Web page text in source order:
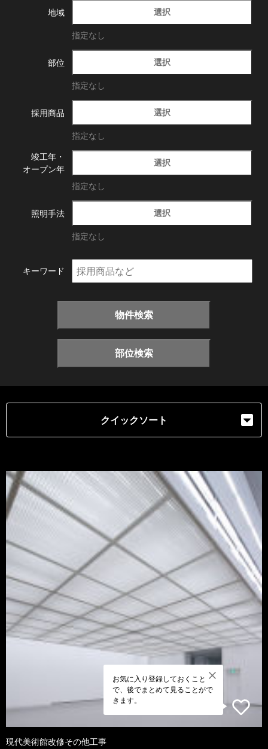
地域 選択
指定なし
部位 選択
指定なし
採用商品 選択
指定なし
竣工年・
オープン年
選択
指定なし
照明手法 選択
指定なし
キーワード
物件検索
部位検索
クイックソート
お気に入り登録しておくこと
で、後でまとめて見ることがで
きます。
現代美術館改修その他工事